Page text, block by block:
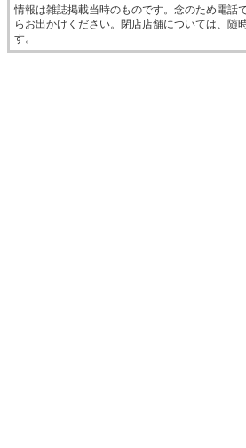
情報は雑誌掲載当時のものです。念のため電話
らお出かけください。閉店店舗については、随
す。